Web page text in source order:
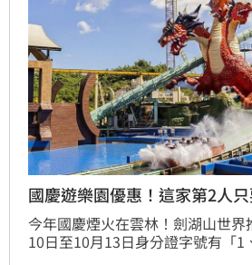
國慶遊樂園優惠！這家第2人
今年國慶煙火在雲林！劍湖山世界
10日至10月13日身分證字號有「1